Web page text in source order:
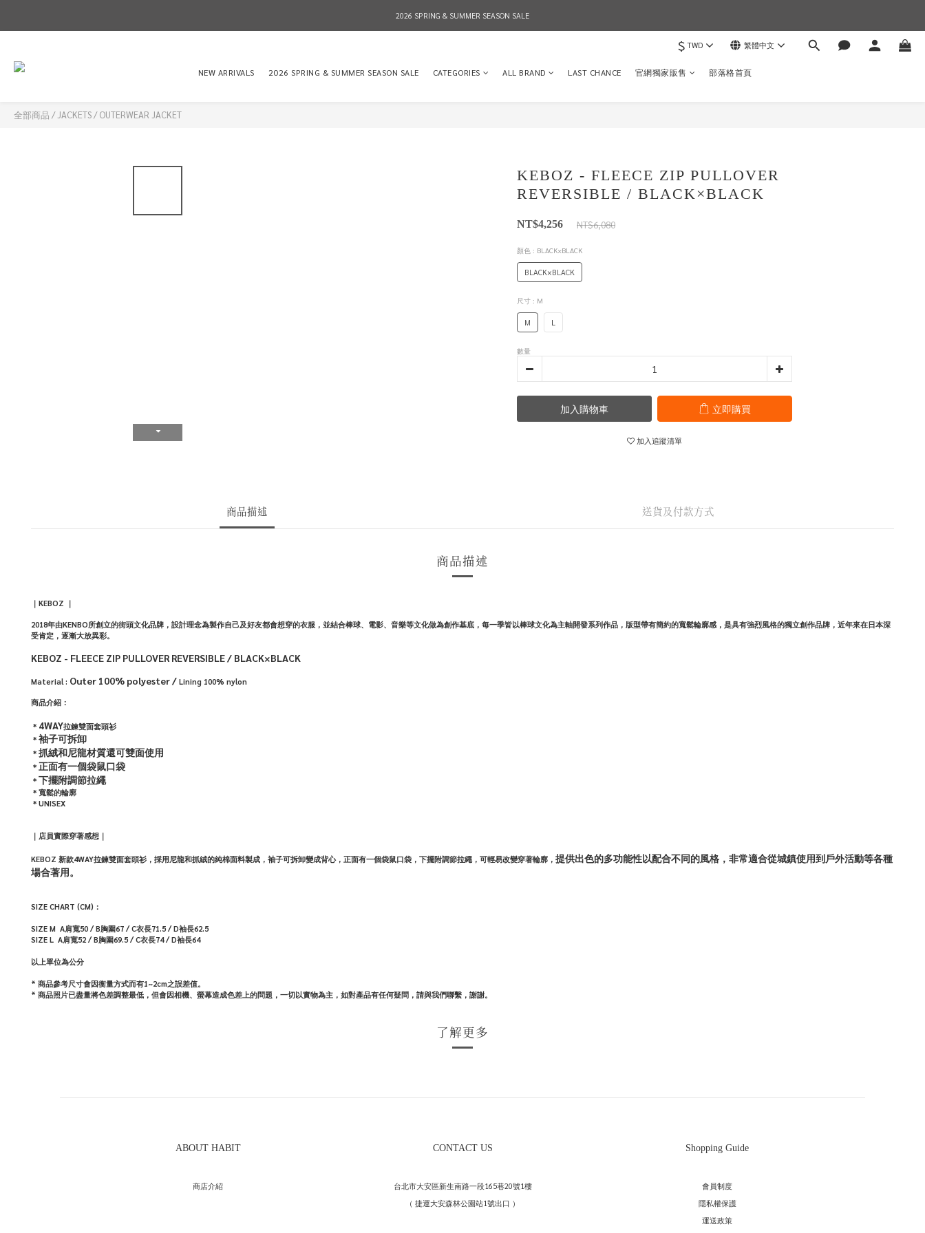
2026 SPRING & SUMMER SEASON SALE
2026 SPRING & SUMMER SEASON SALE
2026 SPRING & SUMMER SEASON SALE
$ TWD 繁體中文
NEW ARRIVALS 2026 SPRING & SUMMER SEASON SALE CATEGORIES ALL BRAND LAST CHANCE 官網獨家販售 部落格首頁
全部商品 / JACKETS/OUTERWEAR JACKET
KEBOZ - FLEECE ZIP PULLOVER
REVERSIBLE / BLACK×BLACK
NT$4,256 NT$6,080
顏色 : BLACK×BLACK
BLACK×BLACK
尺寸 : M
M L
數量
加入購物車 立即購買
加入追蹤清單
商品描述 送貨及付款方式
商品描述
｜ KEBOZ ｜
2018年由KENBO所創立的街頭文化品牌，設計理念為製作自己及好友都會想穿的衣服，並結合棒球、電影、音樂等文化做為創作基底，每一季皆以棒球文化為主軸開發系列作品，版型帶有簡約的寬鬆輪廓感，是具有強烈風格的獨立創作品牌，近年來在日本深
受肯定，逐漸大放異彩。
KEBOZ - FLEECE ZIP PULLOVER REVERSIBLE / BLACK×BLACK
Material : Outer 100% polyester / Lining 100% nylon
商品介紹：
＊ 4WAY拉鍊雙面套頭衫
＊ 袖子可拆卸
＊ 抓絨和尼龍材質還可雙面使用
＊ 正面有一個袋鼠口袋
＊ 下擺附調節拉繩
＊寬鬆的輪廓
＊UNISEX
｜店員實際穿著感想｜
KEBOZ 新款4WAY拉鍊雙面套頭衫，採用尼龍和抓絨的純棉面料製成， 袖子可拆卸變成背心， 正面有一個袋鼠口袋， 下擺附調節拉繩，可輕易改變穿著輪廓， 提供出色的多功能性以配合不同的風格，非常適合從城鎮使用到戶外活動等各種
場合著用。
SIZE CHART (CM)：
SIZE M A肩寬50 / B胸圍67 / C衣長71.5 / D袖長62.5
SIZE L A肩寬52 / B胸圍69.5 / C衣長74 / D袖長64
以上單位為公分
* 商品參考尺寸會因衡量方式而有1~2cm之誤差值。
* 商品照片已盡量將色差調整最低，但會因相機、螢幕造成色差上的問題，一切以實物為主，如對產品有任何疑問，請與我們聯繫，謝謝。
了解更多
ABOUT HABIT
商店介紹
CONTACT US
台北市大安區新生南路一段165巷20號1樓
（ 捷運大安森林公園站1號出口 ）
Shopping Guide
會員制度
隱私權保護
運送政策